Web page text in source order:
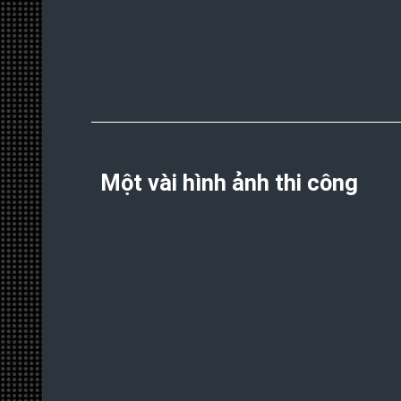
Một vài hình ảnh thi công